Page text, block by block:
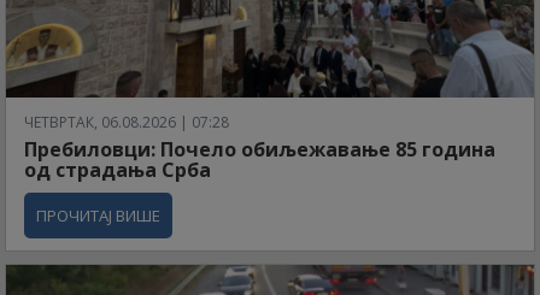
ЧЕТВРТАК, 06.08.2026 | 07:28
Пребиловци: Почело обиљежавање 85 година
од страдања Срба
ПРОЧИТАЈ ВИШЕ